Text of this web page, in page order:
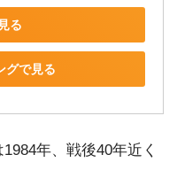
る
グで見る
年、戦後40年近く